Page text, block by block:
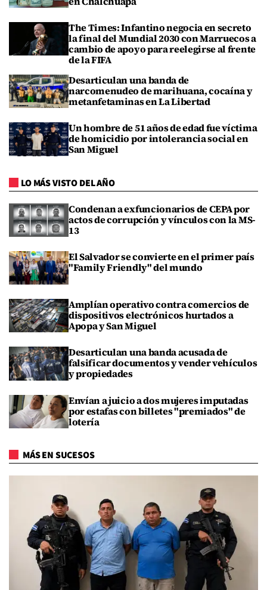
The Times: Infantino negocia en secreto
la final del Mundial 2030 con Marruecos a
cambio de apoyo para reelegirse al frente
de la FIFA
Desarticulan una banda de
narcomenudeo de marihuana, cocaína y
metanfetaminas en La Libertad
Un hombre de 51 años de edad fue víctima
de homicidio por intolerancia social en
San Miguel
LO MÁS VISTO DEL AÑO
Condenan a exfuncionarios de CEPA por
actos de corrupción y vínculos con la MS-
13
El Salvador se convierte en el primer país
"Family Friendly" del mundo
Amplían operativo contra comercios de
dispositivos electrónicos hurtados a
Apopa y San Miguel
Desarticulan una banda acusada de
falsificar documentos y vender vehículos
y propiedades
Envían a juicio a dos mujeres imputadas
por estafas con billetes "premiados" de
lotería
MÁS EN SUCESOS